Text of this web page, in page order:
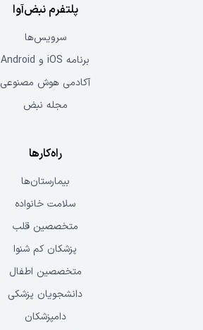
پلتفرم نبض‌آوا
سرویس‌ها
برنامه iOS و Android
آکادمی هوش مصنوعی
مجله نبض
راه‌کارها
بیمارستان‌ها
سلامت خانواده
متخصصین قلب
پزشکان کم شنوا
متخصصین اطفال
دانشجویان پزشکی
دامپزشکان